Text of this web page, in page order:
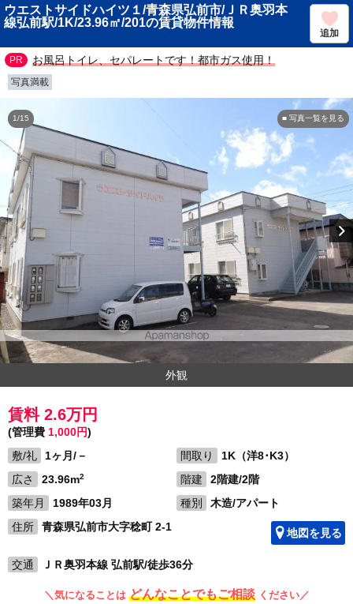
ウエストサイドハイツ１/青森県弘前市/ＪＲ奥羽本
線弘前駅/1K/23.96㎡/201の賃貸物件情報
追加
お風呂トイレ、セパレートです！都市ガス使用！
写真満載
■ 写真一覧を見る
1/15
外観
賃料 2.6万円
(管理費 1,000円)
敷/礼
1ヶ月/－ 間取り
1K（洋8･K3）
広さ
23.96m2 階建
2階建/2階
築年月
1989年03月 種別
木造/アパート
住所
青森県弘前市大字稔町 2-1 地図を見る
交通 ＪＲ奥羽本線 弘前駅/徒歩36分
＼気になることは どんなことでもご相談 ください／